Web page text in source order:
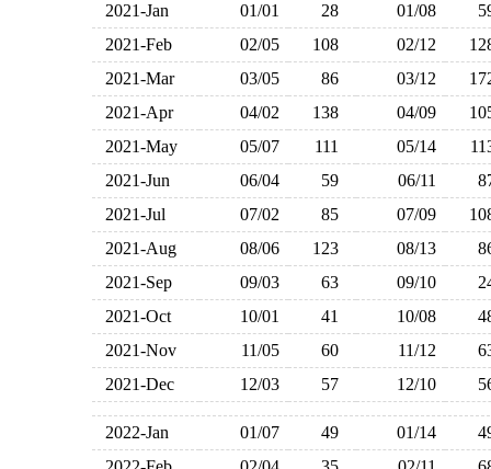
2021-Jan 01/01 28 01/08
2021-Feb
02/05 108 02/12
2021-Mar
03/05 86 03/12
2021-Apr
04/02 138 04/09
2021-May
05/07 111 05/14
2021-Jun
06/04 59 06/11
2021-Jul
07/02 85 07/09
2021-Aug
08/06 123 08/13
2021-Sep
09/03 63 09/10
2021-Oct
10/01 41 10/08
2021-Nov
11/05 60 11/12
2021-Dec
12/03 57 12/10
2022-Jan 01/07 49 01/14